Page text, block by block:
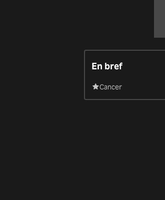
En bref
Cancer